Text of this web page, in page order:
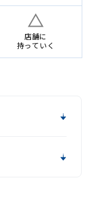
店舗に
持っていく